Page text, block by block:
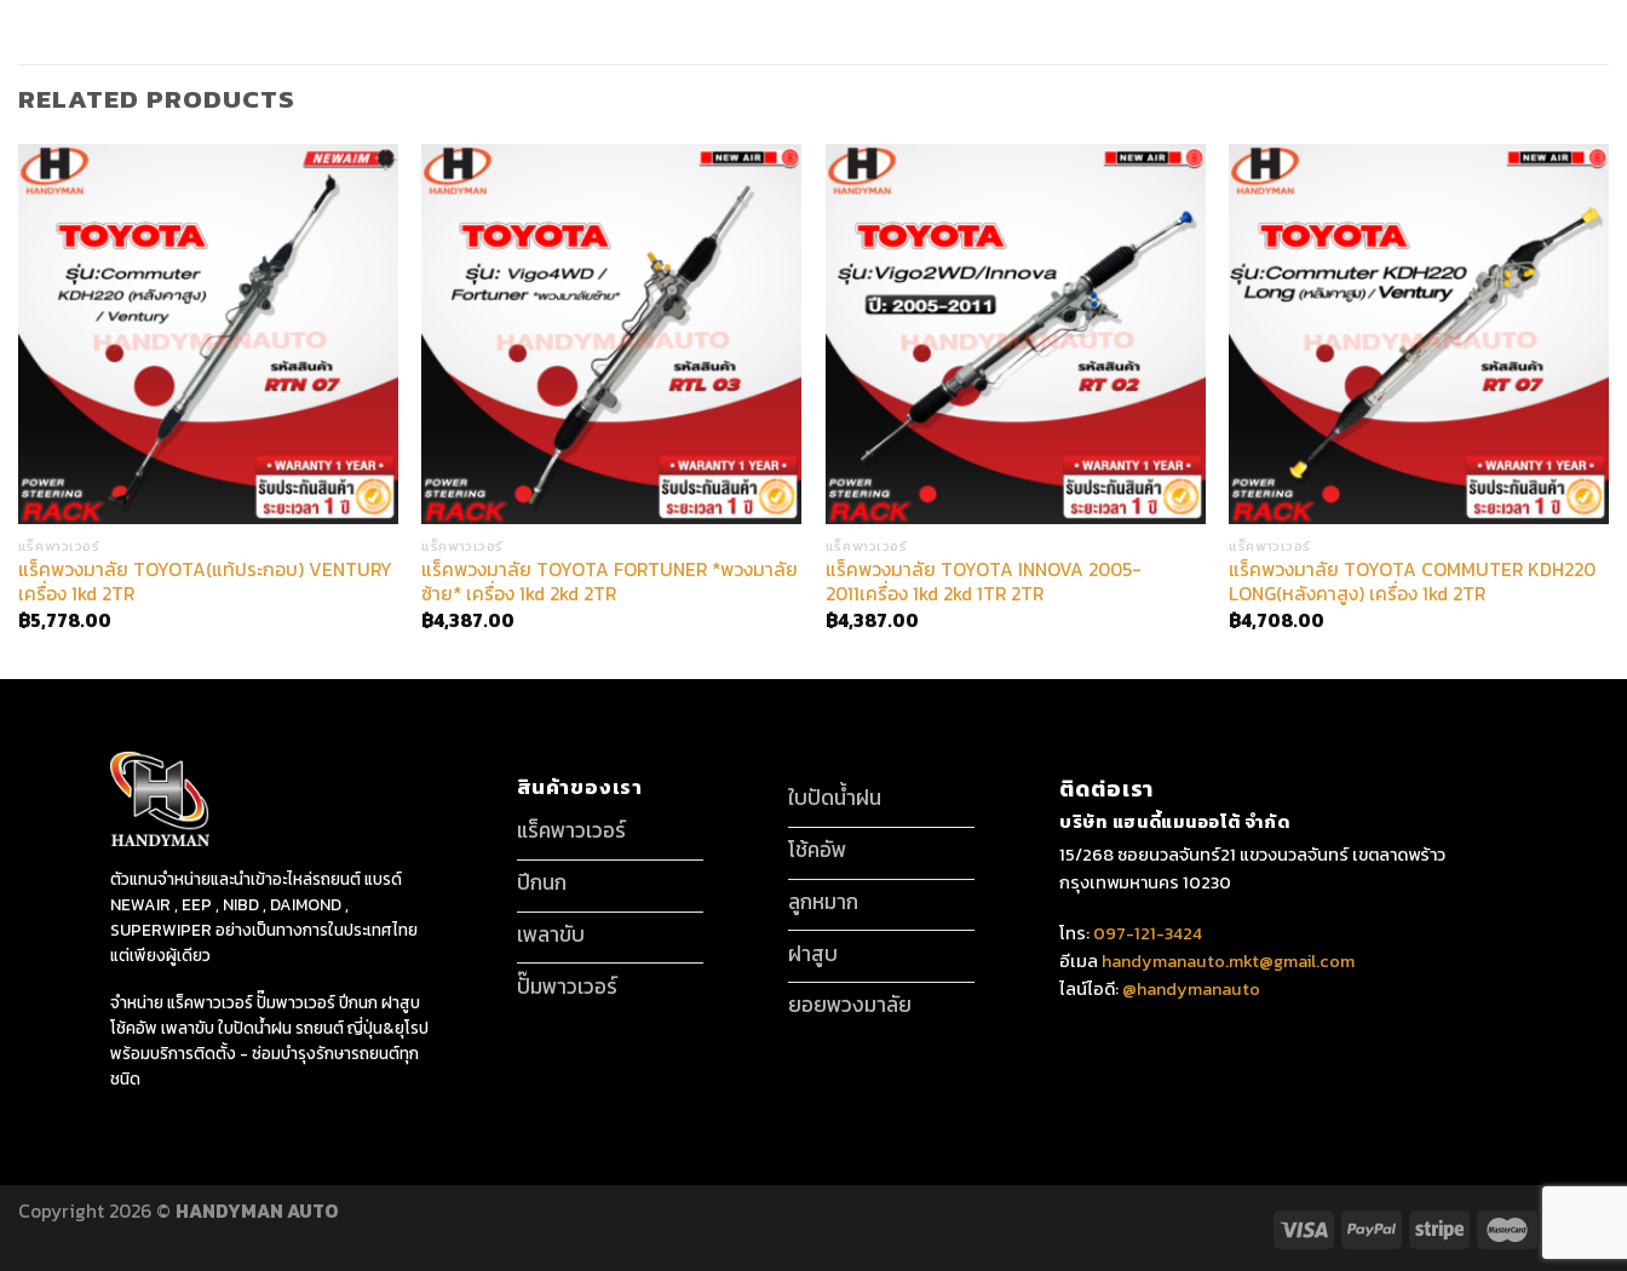
RELATED PRODUCTS
แร็คพาวเวอร์
แร็คพวงมาลัย TOYOTA(แท้ประกอบ) VENTURY
เครื่อง 1kd 2TR
฿5,778.00
แร็คพาวเวอร์
แร็คพวงมาลัย TOYOTA FORTUNER *พวงมาลัย
ซ้าย* เครื่อง 1kd 2kd 2TR
฿4,387.00
แร็คพาวเวอร์
แร็คพวงมาลัย TOYOTA INNOVA 2005-
2011เครื่อง 1kd 2kd 1TR 2TR
฿4,387.00
แร็คพาวเวอร์
แร็คพวงมาลัย TOYOTA COMMUTER KDH220
LONG(หลังคาสูง) เครื่อง 1kd 2TR
฿4,708.00
ตัวแทนจำหน่ายและนำเข้าอะไหล่รถยนต์ แบรด์
NEWAIR , EEP , NIBD , DAIMOND ,
SUPERWIPER อย่างเป็นทางการในประเทศไทย
แต่เพียงผู้เดียว
จำหน่าย แร็คพาวเวอร์ ปั๊มพาวเวอร์ ปีกนก ฝาสูบ
โช้คอัพ เพลาขับ ใบปัดน้ำฝน รถยนต์ ญี่ปุ่น&ยุโรป
พร้อมบริการติดตั้ง - ซ่อมบำรุงรักษารถยนต์ทุก
ชนิด
สินค้าของเรา
แร็คพาวเวอร์
ปีกนก
เพลาขับ
ปั๊มพาวเวอร์
ใบปัดน้ำฝน
โช้คอัพ
ลูกหมาก
ฝาสูบ
ยอยพวงมาลัย
ติดต่อเรา
บริษัท แฮนดี้แมนออโต้ จำกัด
15/268 ซอยนวลจันทร์21 แขวงนวลจันทร์ เขตลาดพร้าว
กรุงเทพมหานคร 10230
โทร:097-121-3424
อีเมล handymanauto.mkt@gmail.com
ไลน์ไอดี:@handymanauto
Copyright 2026 © HANDYMAN AUTO